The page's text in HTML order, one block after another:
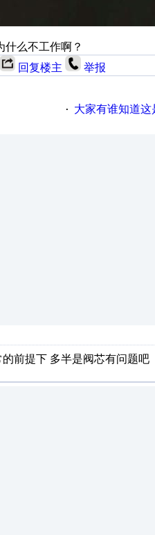
么不工作啊？
回复楼主 举报
· 大家有谁知道
前提下 多半是阀芯有问题吧